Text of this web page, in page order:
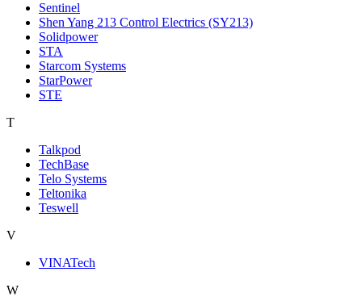
Sentinel
Shen Yang 213 Control Electrics (SY213)
Solidpower
STA
Starcom Systems
StarPower
STE
T
Talkpod
TechBase
Telo Systems
Teltonika
Teswell
V
VINATech
W